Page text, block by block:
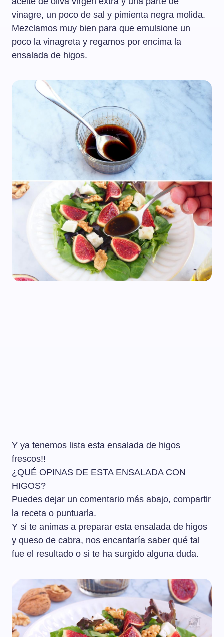
vinagre, un poco de sal y pimienta negra molida.
Mezclamos muy bien para que emulsione un
poco la vinagreta y regamos por encima la
ensalada de higos.
Y ya tenemos lista esta ensalada de higos
frescos!!
¿QUÉ OPINAS DE ESTA ENSALADA CON
HIGOS?
Puedes dejar un comentario más abajo, compartir
la receta o puntuarla.
Y si te animas a preparar esta ensalada de higos
y queso de cabra, nos encantaría saber qué tal
fue el resultado o si te ha surgido alguna duda.